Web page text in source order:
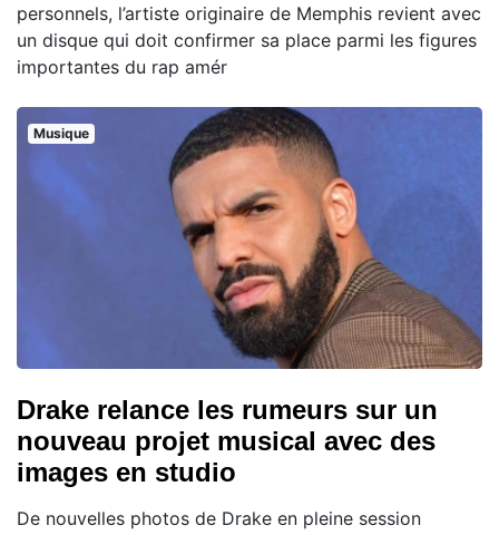
personnels, l’artiste originaire de Memphis revient avec
un disque qui doit confirmer sa place parmi les figures
importantes du rap amér
Musique
Drake relance les rumeurs sur un
nouveau projet musical avec des
images en studio
De nouvelles photos de Drake en pleine session